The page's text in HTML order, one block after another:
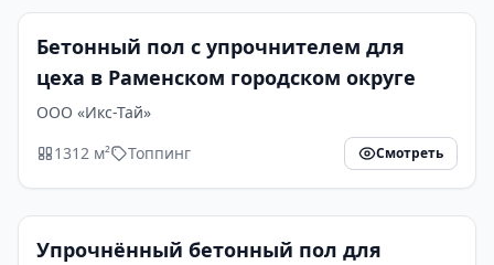
Бетонный пол с упрочнителем для
цеха в Раменском городском округе
ООО «Икс-Тай»
1312 м²
Топпинг Смотреть
Упрочнённый бетонный пол для